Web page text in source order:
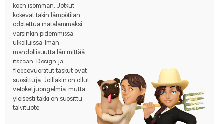
koon isomman. Jotkut
kokevat takin lämpötilan
odotettua matalammaksi
varsinkin pidemmissä
ulkoiluissa ilman
mahdollisuutta lämmittää
itseään. Design ja
fleecevuoratut taskut ovat
suosittuja. Joillakin on ollut
vetoketjuongelmia, mutta
yleisesti takki on suosittu
talvituote.